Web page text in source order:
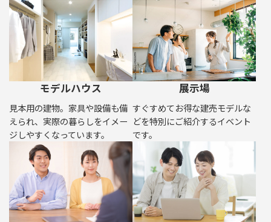
モデルハウス
見本用の建物。家具や設備も備
えられ、実際の暮らしをイメー
ジしやすくなっています。
展示場
すぐすめてお得な建売モデルな
どを特別にご紹介するイベント
です。